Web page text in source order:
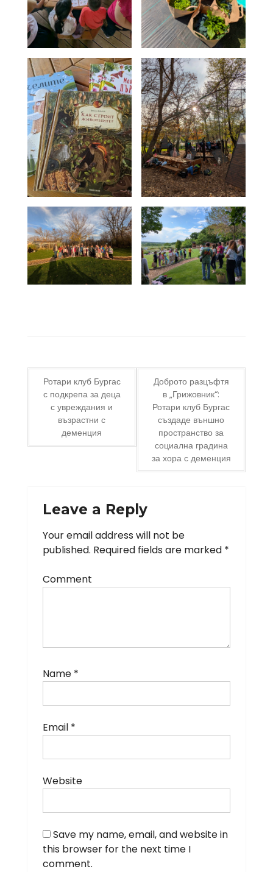
Post
navigation
Ротари клуб Бургас
с подкрепа за деца
с увреждания и
възрастни с
деменция
Доброто разцъфтя
в „Грижовник“:
Ротари клуб Бургас
създаде външно
пространство за
социална градина
за хора с деменция
Leave a Reply
Your email address will not be
published. Required fields are marked *
Comment
Name *
Email *
Website
Save my name, email, and website in
this browser for the next time I
comment.